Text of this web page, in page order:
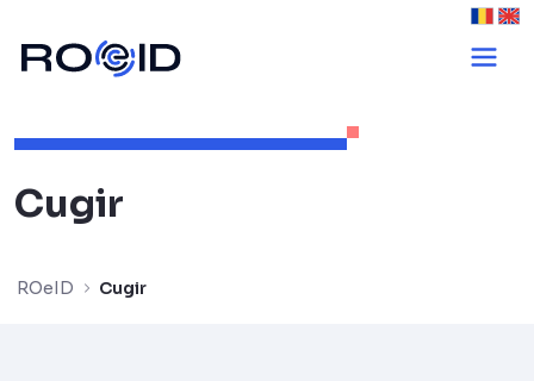
Cugir - ROeID
Cugir
ROeID Cugir